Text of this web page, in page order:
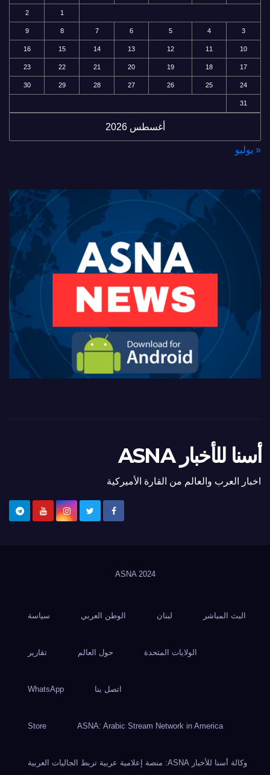
أغسطس 2026
1
2
3
4
5
6
7
8
9
10
11
12
13
14
15
16
17
18
19
20
21
22
23
24
25
26
27
28
29
30
31
« يوليو
أسنا للأخبار ASNA
اخبار العرب والعالم من القارة الأميركية
ASNA 2024
البث المباشر لبنان الوطن العربي سياسة
الولايات المتحدة حول العالم تقارير
اتصل بنا WhatsApp
ASNA: Arabic Stream Network in America
Store
وكالة أسنا للأخبار ASNA: منصة إعلامية عربية تربط الجاليات العربية